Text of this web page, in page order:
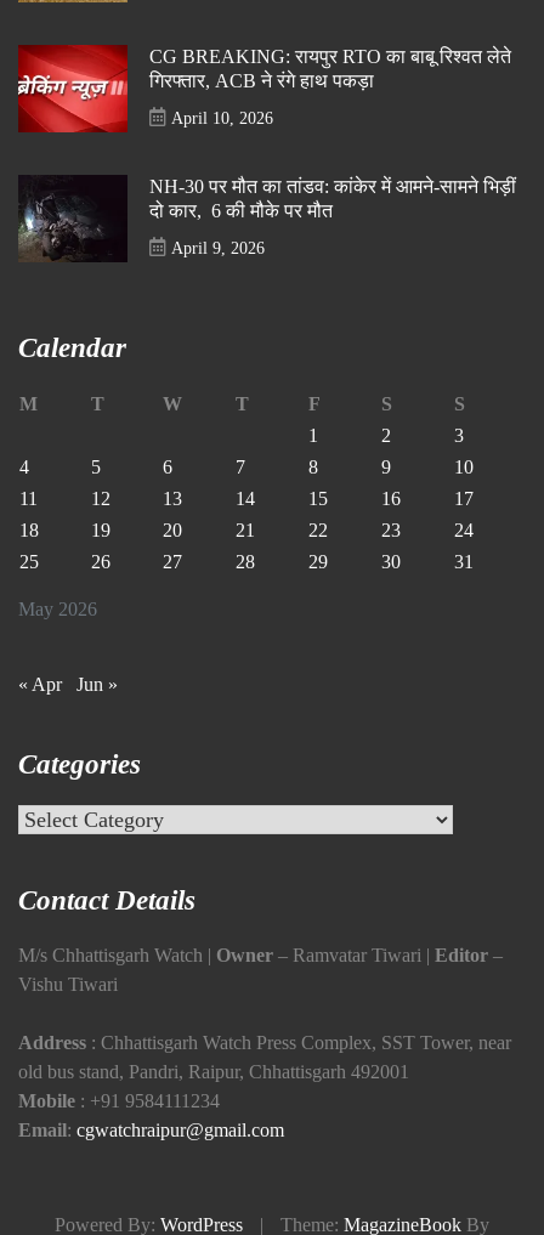
CG BREAKING: रायपुर RTO का बाबू रिश्वत लेते
गिरफ्तार, ACB ने रंगे हाथ पकड़ा
April 10, 2026
NH-30 पर मौत का तांडव: कांकेर में आमने-सामने भिड़ीं
दो कार, 6 की मौके पर मौत
April 9, 2026
Calendar
May 2026
M T W T F S
S
1
2
3
4
5 6 7 8 9
10
11
12 13 14 15 16
17
18
19 20 21 22 23
24
25
26 27 28 29 30 31
« Apr Jun »
Categories
Categories
Contact Details
M/s Chhattisgarh Watch | Owner – Ramvatar Tiwari | Editor –
Vishu Tiwari
Address : Chhattisgarh Watch Press Complex, SST Tower, near
old bus stand, Pandri, Raipur, Chhattisgarh 492001
Mobile : +91 9584111234
Email: cgwatchraipur@gmail.com
Powered By: WordPress | Theme: MagazineBook By